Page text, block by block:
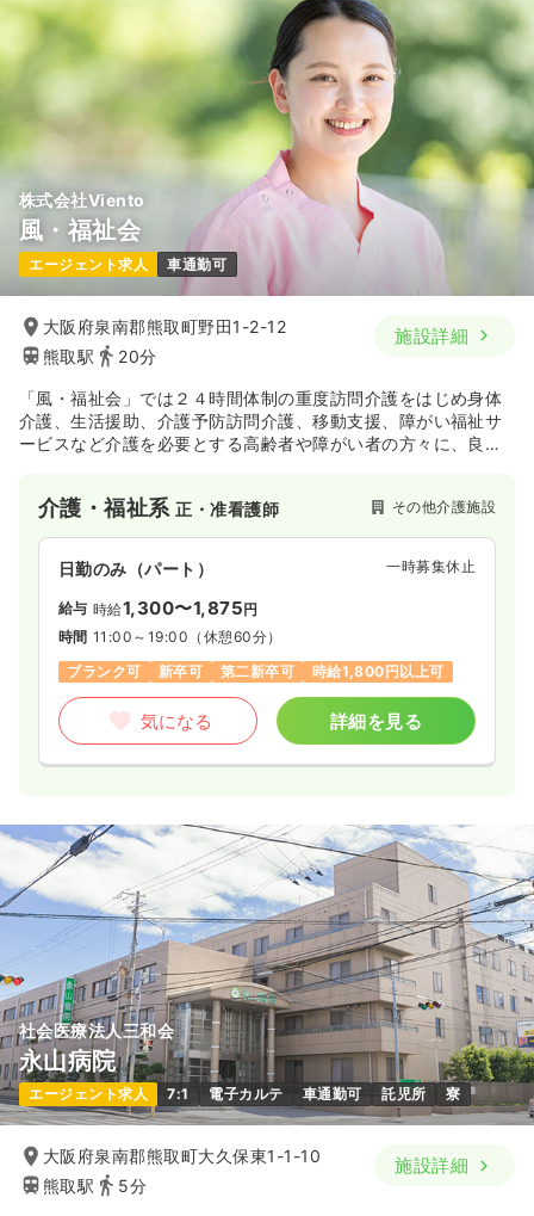
株式会社Viento
風・福祉会
エージェント求人 車通勤可
大阪府泉南郡熊取町野田1-2-12
熊取駅
20分
施設詳細
「風・福祉会」では２４時間体制の重度訪問介護をはじめ身体
介護、生活援助、介護予防訪問介護、移動支援、障がい福祉サ
ービスなど介護を必要とする高齢者や障がい者の方々に、良き
介護・福祉系正・准看護師 その他介護施設
日勤のみ（パート） 一時募集休止
給与 時給1,300〜1,875円
時間 11:00～19:00 （休憩60分）
ブランク可
新卒可 第二新卒可 時給1,800円以上可
気になる 詳細を見る
社会医療法人三和会
永山病院
エージェント求人 7:1 電子カルテ 車通勤可 託児所 寮
大阪府泉南郡熊取町大久保東1-1-10
熊取駅
5分
施設詳細